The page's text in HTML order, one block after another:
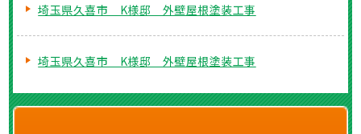
埼玉県久喜市 K様邸 外壁屋根塗装工事
埼玉県久喜市 K様邸 外壁屋根塗装工事